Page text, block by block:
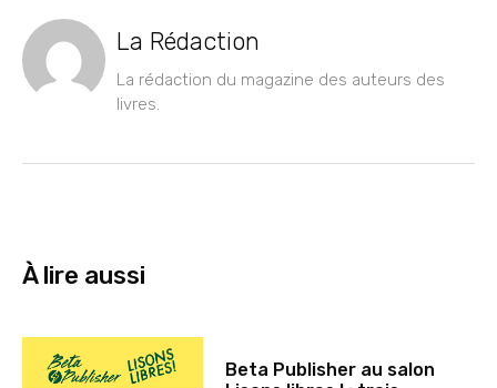
La Rédaction
La rédaction du magazine des auteurs des
livres.
À lire aussi
Beta Publisher au salon